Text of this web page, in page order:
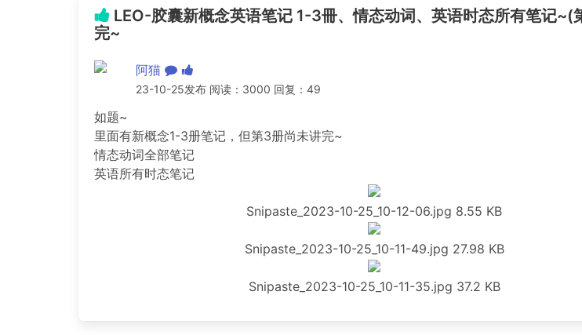
LEO-胶囊新概念英语笔记 1-3冊、情态动词、英语时态所有笔记~(
完~
阿猫
23-10-25发布 阅读：3000 回复：49
如题~
里面有新概念1-3册笔记，但第3册尚未讲完~
情态动词全部笔记
英语所有时态笔记
Snipaste_2023-10-25_10-12-06.jpg 8.55 KB
Snipaste_2023-10-25_10-11-49.jpg 27.98 KB
Snipaste_2023-10-25_10-11-35.jpg 37.2 KB